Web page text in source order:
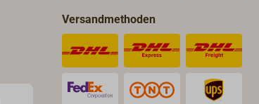
Versandmethoden